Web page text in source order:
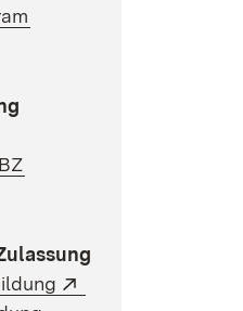
(Öffnet in neuem